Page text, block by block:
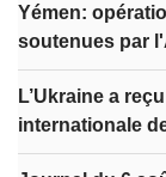
Yémen:
soutenues par
L’Ukraine a
internationale